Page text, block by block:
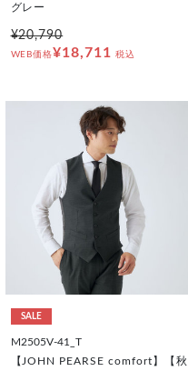
グレー
¥20,790
WEB価格¥18,711 税込
SALE
M2505V-41_T
【JOHN PEARSE comfort】【秋